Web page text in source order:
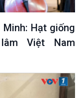
Hạt giống
Việt Nam